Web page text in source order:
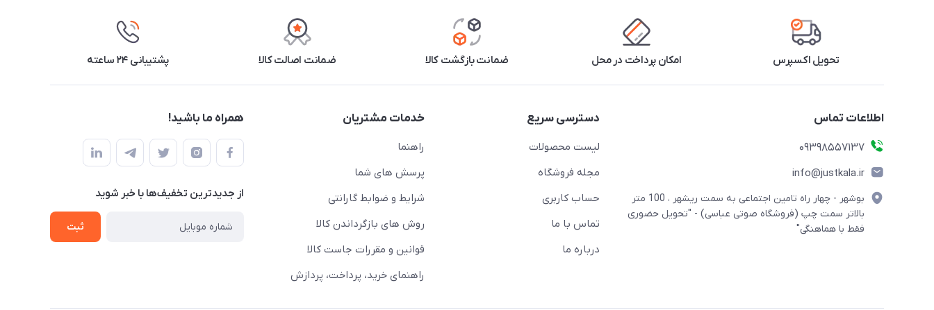
تحویل اکسپرس امکان پرداخت در محل ضمانت بازگشت کالا ضمانت اصالت کالا پشتیبانی ۲۴ ساعته
اطلاعات تماس
09398557137
info@justkala.ir
بوشهر - چهار راه تامین اجتماعی به سمت ریشهر ، 100 متر
بالاتر سمت چپ (فروشگاه صوتی عباسی) - "تحویل حضوری
فقط با هماهنگی"
دسترسی سریع
لیست محصولات
مجله فروشگاه
حساب کاربری
تماس با ما
درباره ما
خدمات مشتریان
راهنما
پرسش های شما
شرایط و ضوابط گارانتی
روش های بازگرداندن کالا
قوانین و مقررات جاست کالا
راهنمای خرید، پرداخت، پردازش
همراه ما باشید!
از جدید‌ترین تخفیف‌ها با‌ خبر شوید
ثبت